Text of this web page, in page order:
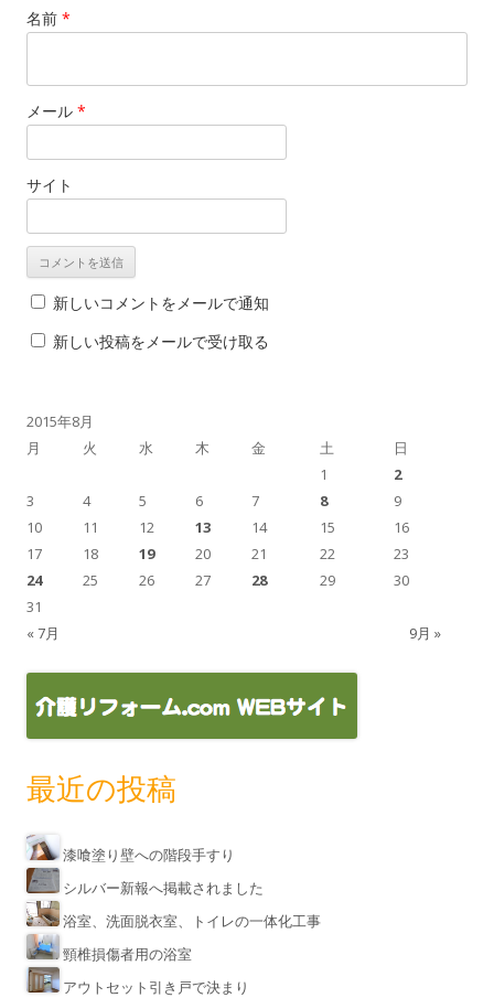
名前 *
メール *
サイト
新しいコメントをメールで通知
新しい投稿をメールで受け取る
2015年8月
月
火 水 木 金 土 日
« 7月 9月 »
1
2
3
4 5 6 7 8
9
10
11 12 13 14 15
16
17
18 19 20 21 22
23
24
25 26 27 28 29
30
31
最近の投稿
漆喰塗り壁への階段手すり
シルバー新報へ掲載されました
浴室、洗面脱衣室、トイレの一体化工事
頸椎損傷者用の浴室
アウトセット引き戸で決まり